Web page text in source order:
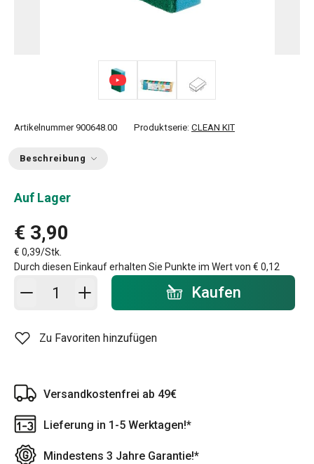
Artikelnummer 900648.00 Produktserie: CLEAN KIT
Beschreibung
Auf Lager
€ 3,90
€ 0,39/Stk.
Durch diesen Einkauf erhalten Sie Punkte im Wert von € 0,12
In den Warenkorb - Menge Kaufen
Zu Favoriten hinzufügen
Versandkostenfrei ab 49€
Lieferung in 1-5 Werktagen!*
Mindestens 3 Jahre Garantie!*